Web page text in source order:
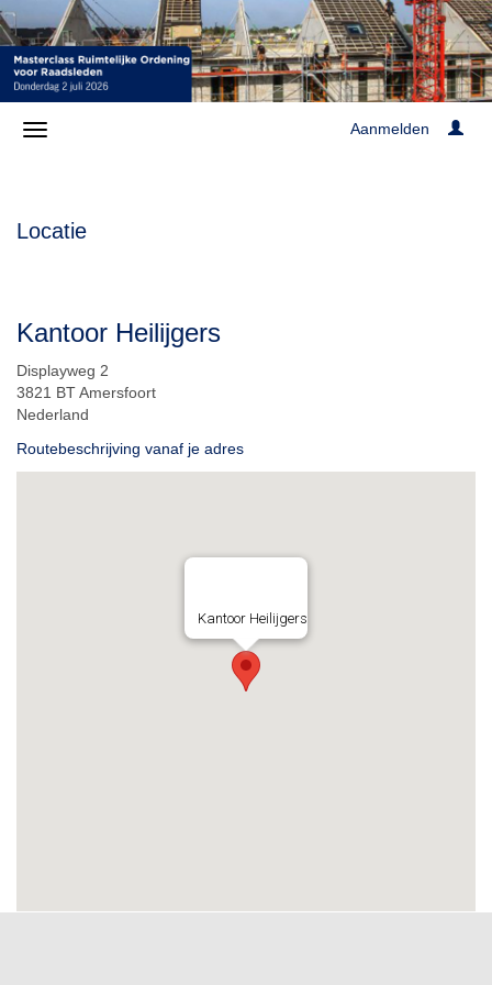
Aanmelden
Locatie
Kantoor Heilijgers
Displayweg 2
3821 BT Amersfoort
Nederland
Routebeschrijving vanaf je adres
Kantoor Heilijgers